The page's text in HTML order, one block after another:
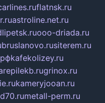
flatnsk.ru
astroline.net.ru
ooo-driada.ru
bruslanovo.rusiterem.ru
kafekolizey.ru
grinox.ru
kameryjooan.ru
metall-perm.ru